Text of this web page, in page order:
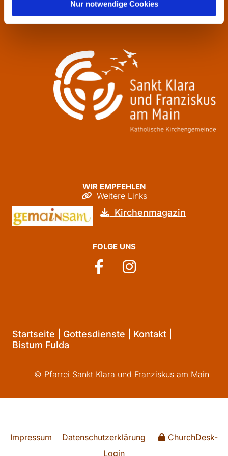
Nur notwendige Cookies
Freitag
09:30 - 12:00
WIR EMPFEHLEN
 Weitere Links
 Kirchenmagazin
FOLGE UNS
Startseite Gottesdienste Kontakt
Bistum Fulda
© Pfarrei Sankt Klara und Franziskus am Main
Impressum Datenschutzerklärung
ChurchDesk-
Login